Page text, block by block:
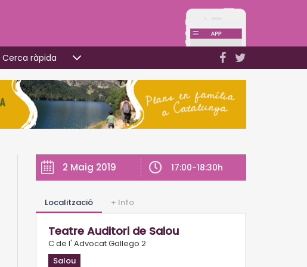
Cerca ràpida
2 Maig 2019 17:00-18:30h
Localització + Info
Teatre Auditori de Salou
C de l' Advocat Gallego 2
Salou